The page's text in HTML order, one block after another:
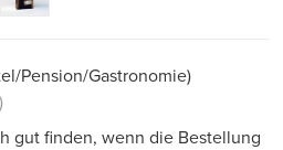
Pension/Gastronomie)
gut finden, wenn die Bestellung